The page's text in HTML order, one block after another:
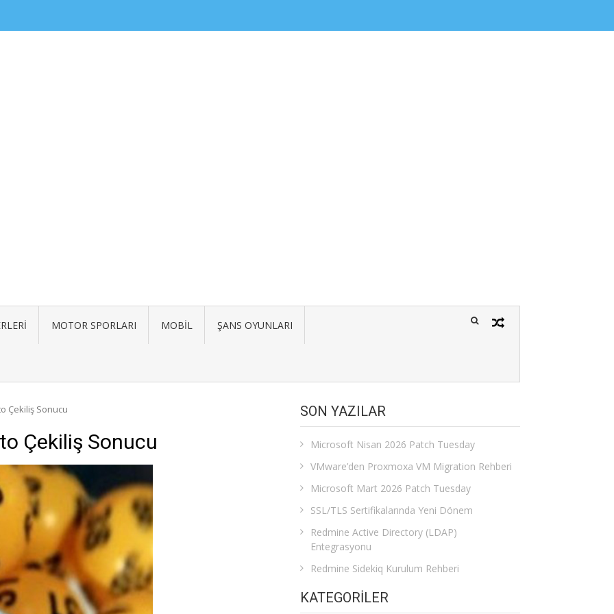
MOTOR SPORLARI MOBIL ŞANS OYUNLARI
Çekiliş Sonucu
Çekiliş Sonucu
SON YAZILAR
Microsoft Nisan 2026 Patch Tuesday
VMware’den Proxmoxa VM Migration Rehberi
Microsoft Mart 2026 Patch Tuesday
SSL/TLS Sertifikalarında Yeni Dönem
Redmine Active Directory (LDAP)
Entegrasyonu
Redmine Sidekiq Kurulum Rehberi
KATEGORILER